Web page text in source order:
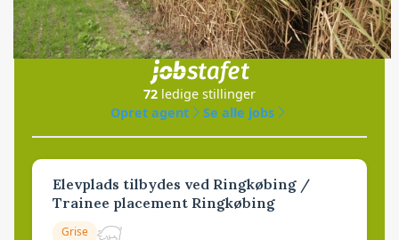
Jobs
i samarbejde med
72 ledige stillinger
Opret agent
Se alle jobs
Elevplads tilbydes ved Ringkøbing /
Trainee placement Ringkøbing
Grise